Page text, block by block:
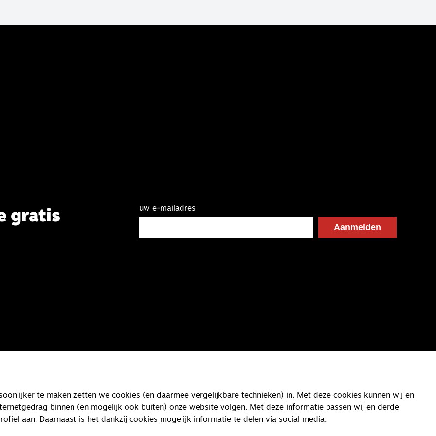
gratis
uw e-mailadres
te maken zetten we cookies (en daarmee vergelijkbare technieken) in. Met deze cookies kunnen wij en
binnen (en mogelijk ook buiten) onze website volgen. Met deze informatie passen wij en derde
aan. Daarnaast is het dankzij cookies mogelijk informatie te delen via social media.